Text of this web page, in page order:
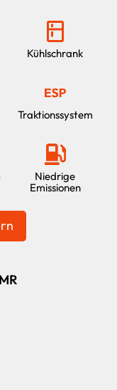
Kühlschrank
Traktionssystem
Niedrige
Emissionen